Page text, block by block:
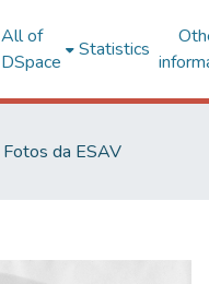
All of
DSpace
Statistics
Fotos da ESAV